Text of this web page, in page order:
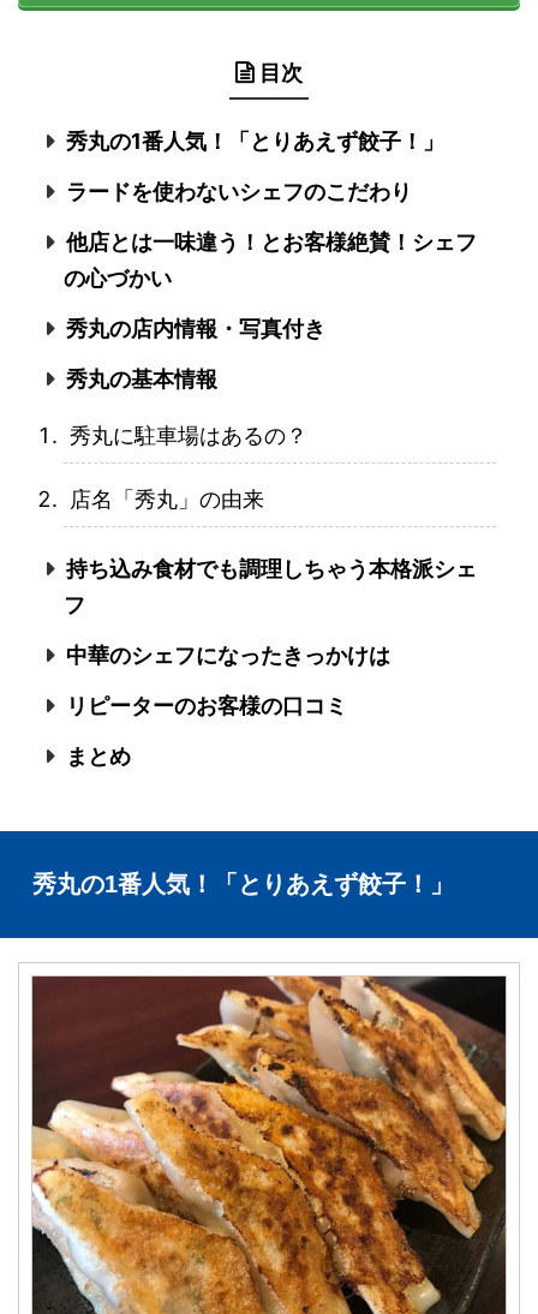
目次
秀丸の1番人気！「とりあえず餃子！」
ラードを使わないシェフのこだわり
他店とは一味違う！とお客様絶賛！シェフ
の心づかい
秀丸の店内情報・写真付き
秀丸の基本情報
秀丸に駐車場はあるの？
店名「秀丸」の由来
持ち込み食材でも調理しちゃう本格派シェ
フ
中華のシェフになったきっかけは
リピーターのお客様の口コミ
まとめ
秀丸の1番人気！「とりあえず餃子！」